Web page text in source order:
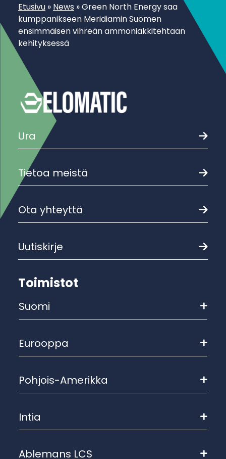
Etusivu » News »Green North Energy saa
kumppanikseen Meridiamin Suomen
ensimmäisen vihreän ammoniakkitehtaan
kehityksessä
Ura
Tietoa meistä
Ota yhteyttä
Uutiskirje
Toimistot
Suomi
Eurooppa
Pohjois-Amerikka
Intia
Ablemans LCS